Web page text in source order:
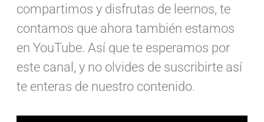
compartimos y disfrutas de leernos, te
contamos que ahora también estamos
en YouTube. Así que te esperamos por
este canal, y no olvides de suscribirte así
te enteras de nuestro contenido.